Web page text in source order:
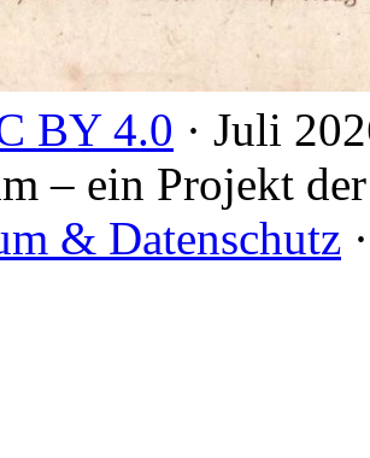
BY 4.0 · Juli
– ein Projekt der
& Datenschutz ·